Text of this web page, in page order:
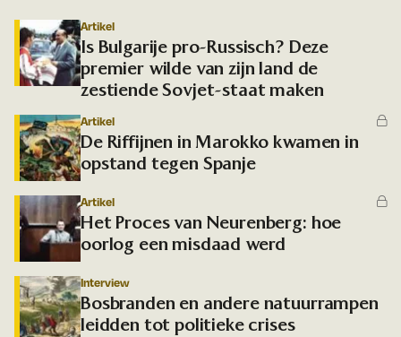
Artikel
Is Bulgarije pro-Russisch? Deze
premier wilde van zijn land de
zestiende Sovjet-staat maken
Artikel
De Riffijnen in Marokko kwamen in
opstand tegen Spanje
Artikel
Het Proces van Neurenberg: hoe
oorlog een misdaad werd
Interview
Bosbranden en andere natuurrampen
leidden tot politieke crises